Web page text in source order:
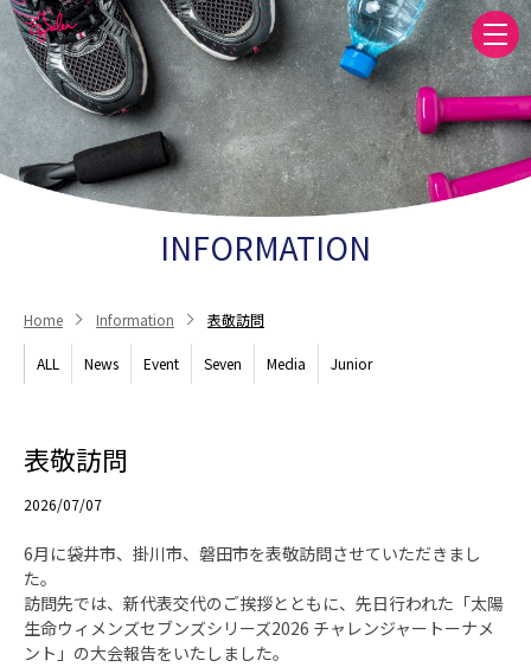
INFORMATION
Home Information 表敬訪問
ALL News Event Seven Media Junior
表敬訪問
2026/07/07
6月に袋井市、掛川市、磐田市を表敬訪問させていただきまし
た。
訪問先では、新代表交代のご挨拶とともに、先日行われた「太陽
生命ウィメンズセブンズシリーズ2026 チャレンジャートーナメ
ント」の大会報告をいたしました。